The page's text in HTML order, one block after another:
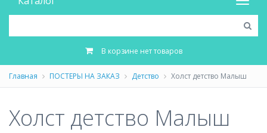
В корзине нет товаров
Главная ПОСТЕРЫ НА ЗАКАЗ Детство Холст детство Малыш
Холст детство Малыш